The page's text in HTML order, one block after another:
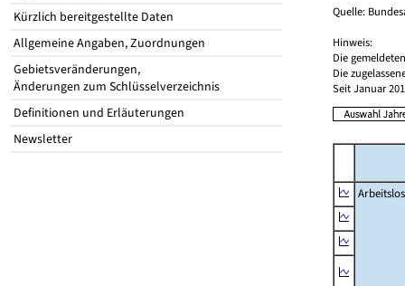
Kürzlich bereitgestellte Daten
Allgemeine Angaben, Zuordnungen
Gebietsveränderungen,
Änderungen zum Schlüsselverzeichnis
Definitionen und Erläuterungen
Newsletter
Quelle:
Hinweis:
Die
Die
Seit Januar